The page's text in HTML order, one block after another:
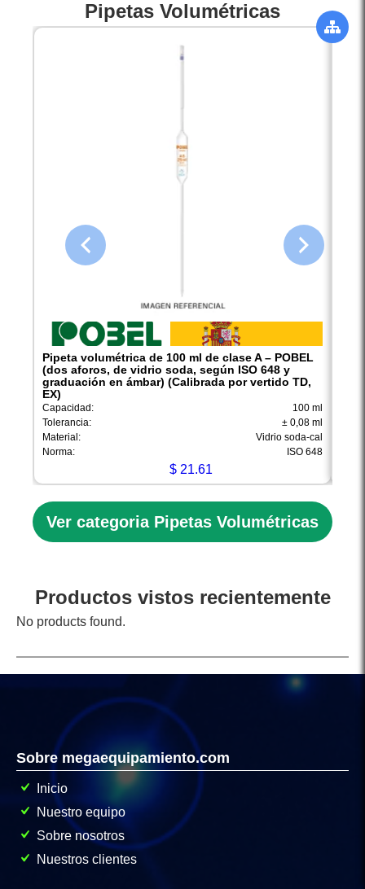
Pipetas Volumétricas
Pipeta volumétrica de 100 ml de clase A – POBEL
(dos aforos, de vidrio soda, según ISO 648 y
graduación en ámbar) (Calibrada por vertido TD,
EX)
Capacidad:
100 ml
Tolerancia:
± 0,08 ml
Material:
Vidrio soda-cal
Norma:
ISO 648
$21.61
Ver categoria Pipetas Volumétricas
Productos vistos recientemente
No products found.
Sobre megaequipamiento.com
Inicio
Nuestro equipo
Sobre nosotros
Nuestros clientes